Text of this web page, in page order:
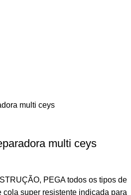
multi ceys
PEGA todos os tipos de
cola super resistente indicada para